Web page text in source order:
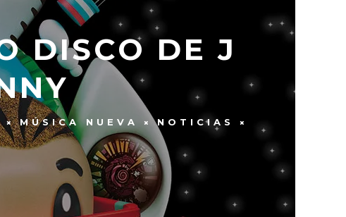
DISCO DE J
MÚSICA NUEVA
NOTICIAS